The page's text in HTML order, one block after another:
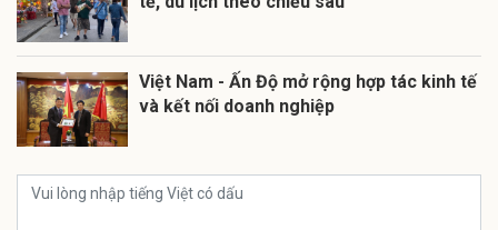
​​Việt Nam - Ấn Độ mở rộng hợp tác kinh tế
và kết nối doanh nghiệp